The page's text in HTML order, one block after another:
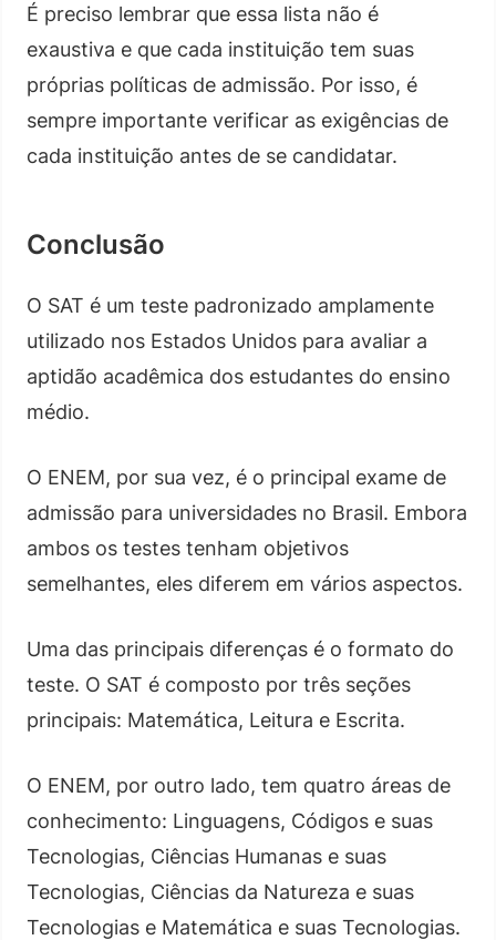
É preciso lembrar que essa lista não é
exaustiva e que cada instituição tem suas
próprias políticas de admissão. Por isso, é
sempre importante verificar as exigências de
cada instituição antes de se candidatar.
Conclusão
O SAT é um teste padronizado amplamente
utilizado nos Estados Unidos para avaliar a
aptidão acadêmica dos estudantes do ensino
médio.
O ENEM, por sua vez, é o principal exame de
admissão para universidades no Brasil. Embora
ambos os testes tenham objetivos
semelhantes, eles diferem em vários aspectos.
Uma das principais diferenças é o formato do
teste. O SAT é composto por três seções
principais: Matemática, Leitura e Escrita.
O ENEM, por outro lado, tem quatro áreas de
conhecimento: Linguagens, Códigos e suas
Tecnologias, Ciências Humanas e suas
Tecnologias, Ciências da Natureza e suas
Tecnologias e Matemática e suas Tecnologias.